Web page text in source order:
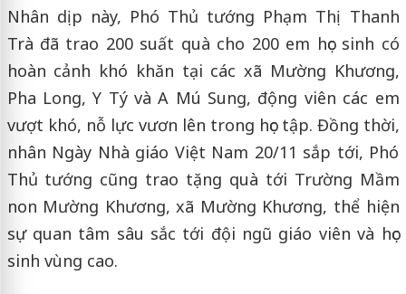
Nhân dịp này, Phó Thủ tướng Phạm Thị Thanh
Trà đã trao 200 suất quà cho 200 em học sinh có
hoàn cảnh khó khăn tại các xã Mường Khương,
Pha Long, Y Tý và A Mú Sung, động viên các em
vượt khó, nỗ lực vươn lên trong học tập. Đồng thời,
nhân Ngày Nhà giáo Việt Nam 20/11 sắp tới, Phó
Thủ tướng cũng trao tặng quà tới Trường Mầm
non Mường Khương, xã Mường Khương, thể hiện
sự quan tâm sâu sắc tới đội ngũ giáo viên và học
sinh vùng cao.